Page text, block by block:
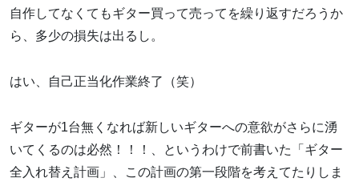
自作してなくてもギター買って売ってを繰り返すだろうか
ら、多少の損失は出るし。
はい、自己正当化作業終了（笑）
ギターが1台無くなれば新しいギターへの意欲がさらに湧
いてくるのは必然！！！、というわけで前書いた「ギター
全入れ替え計画」、この計画の第一段階を考えてたりしま